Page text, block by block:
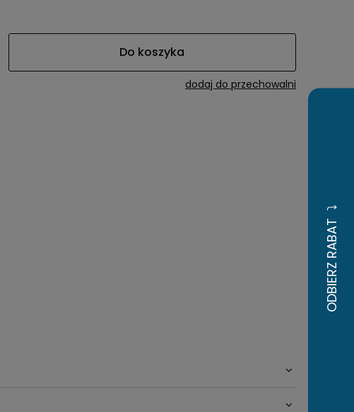
Do koszyka
dodaj do przechowalni